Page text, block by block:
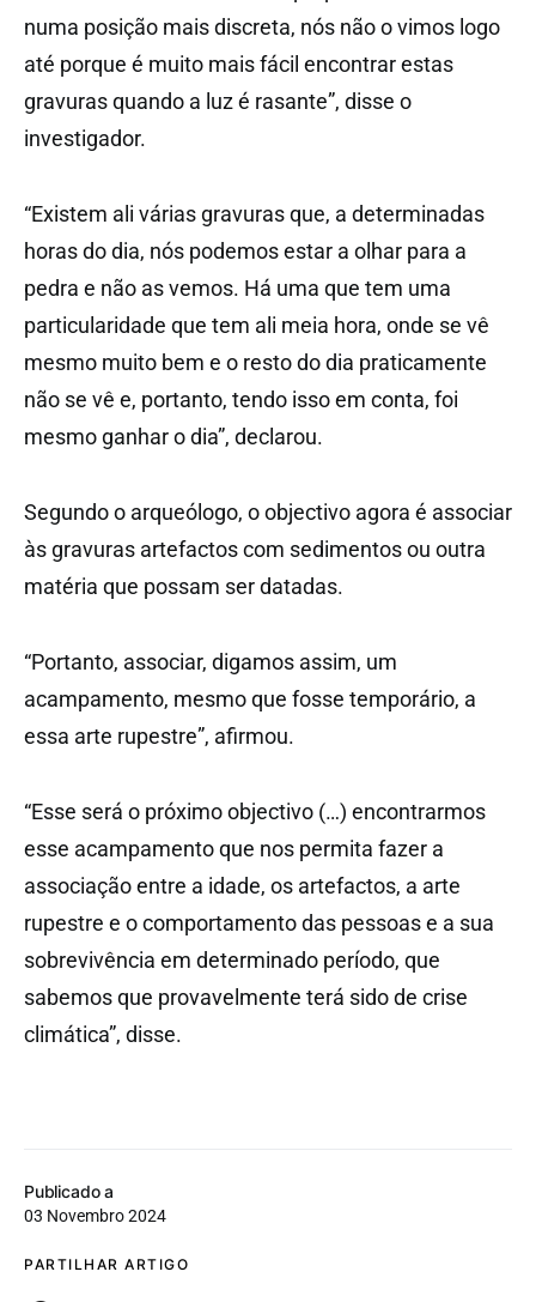
Publicado a
03 Novembro 2024
PARTILHAR ARTIGO
numa posição mais discreta, nós não o vimos logo
até porque é muito mais fácil encontrar estas
gravuras quando a luz é rasante”, disse o
investigador.
“Existem ali várias gravuras que, a determinadas
horas do dia, nós podemos estar a olhar para a
pedra e não as vemos. Há uma que tem uma
particularidade que tem ali meia hora, onde se vê
mesmo muito bem e o resto do dia praticamente
não se vê e, portanto, tendo isso em conta, foi
mesmo ganhar o dia”, declarou.
Segundo o arqueólogo, o objectivo agora é associar
às gravuras artefactos com sedimentos ou outra
matéria que possam ser datadas.
“Portanto, associar, digamos assim, um
acampamento, mesmo que fosse temporário, a
essa arte rupestre”, afirmou.
“Esse será o próximo objectivo (…) encontrarmos
esse acampamento que nos permita fazer a
associação entre a idade, os artefactos, a arte
rupestre e o comportamento das pessoas e a sua
sobrevivência em determinado período, que
sabemos que provavelmente terá sido de crise
climática”, disse.